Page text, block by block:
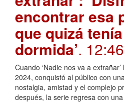
encontrar esa
que quizá
dormida’. 12:46
Cuando ‘Nadie nos va a
2024, conquistó al público con
nostalgia, amistad y el complejo
después, la serie regresa con